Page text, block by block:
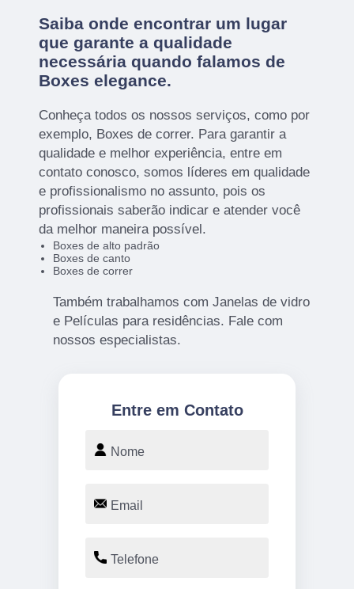
Saiba onde encontrar um lugar
que garante a qualidade
necessária quando falamos de
Boxes elegance.
Conheça todos os nossos serviços, como por
exemplo, Boxes de correr. Para garantir a
qualidade e melhor experiência, entre em
contato conosco, somos líderes em qualidade
e profissionalismo no assunto, pois os
profissionais saberão indicar e atender você
da melhor maneira possível.
Boxes de alto padrão
Boxes de canto
Boxes de correr
Também trabalhamos com Janelas de vidro
e Películas para residências. Fale com
nossos especialistas.
Entre em Contato